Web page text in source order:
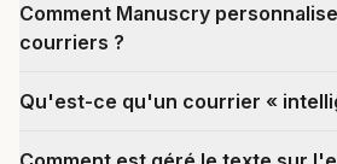
Comment Manuscry
courriers ?
Qu'est-ce qu'un courrier «